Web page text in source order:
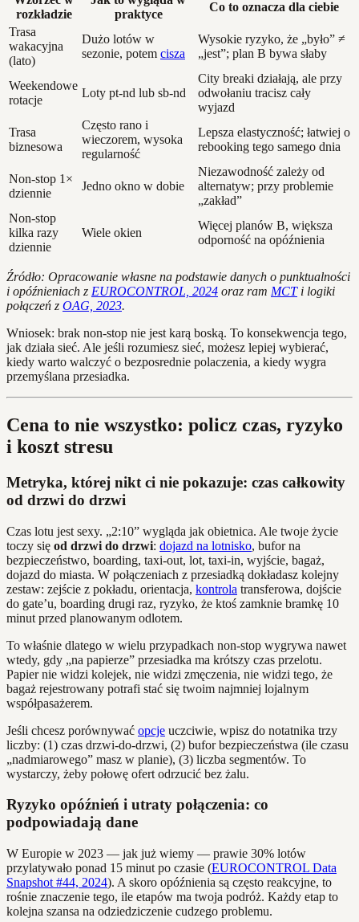
rozkładzie
praktyce
Co to oznacza dla ciebie
Trasa
wakacyjna
(lato)
Dużo lotów w
sezonie, potem cisza
Wysokie ryzyko, że „było” ≠
„jest”; plan B bywa słaby
Weekendowe
rotacje
Loty pt‑nd lub sb‑nd
City breaki działają, ale przy
odwołaniu tracisz cały
wyjazd
Trasa
biznesowa
Często rano i
wieczorem, wysoka
regularność
Lepsza elastyczność; łatwiej o
rebooking tego samego dnia
Non‑stop 1×
dziennie
Jedno okno w dobie
Niezawodność zależy od
alternatyw; przy problemie
„zakład”
Non‑stop
kilka razy
dziennie
Wiele okien
Więcej planów B, większa
odporność na opóźnienia
Źródło: Opracowanie własne na podstawie danych o punktualności
i opóźnieniach z EUROCONTROL, 2024 oraz ram MCTi logiki
połączeń z OAG, 2023.
Wniosek: brak non‑stop nie jest karą boską. To konsekwencja tego,
jak działa sieć. Ale jeśli rozumiesz sieć, możesz lepiej wybierać,
kiedy warto walczyć o bezposrednie polaczenia, a kiedy wygra
przemyślana przesiadka.
Cena to nie wszystko: policz czas, ryzyko
i koszt stresu
Metryka, której nikt ci nie pokazuje: czas całkowity
od drzwi do drzwi
Czas lotu jest sexy. „2:10” wygląda jak obietnica. Ale twoje życie
toczy się od drzwi do drzwi: dojazd na lotnisko, bufor na
bezpieczeństwo, boarding, taxi‑out, lot, taxi‑in, wyjście, bagaż,
dojazd do miasta. W połączeniach z przesiadką dokładasz kolejny
zestaw: zejście z pokładu, orientacja, kontrola transferowa, dojście
do gate’u, boarding drugi raz, ryzyko, że ktoś zamknie bramkę 10
minut przed planowanym odlotem.
To właśnie dlatego w wielu przypadkach non‑stop wygrywa nawet
wtedy, gdy „na papierze” przesiadka ma krótszy czas przelotu.
Papier nie widzi kolejek, nie widzi zmęczenia, nie widzi tego, że
bagaż rejestrowany potrafi stać się twoim najmniej lojalnym
współpasażerem.
Jeśli chcesz porównywać opcje uczciwie, wpisz do notatnika trzy
liczby: (1) czas drzwi‑do‑drzwi, (2) bufor bezpieczeństwa (ile czasu
„nadmiarowego” masz w planie), (3) liczba segmentów. To
wystarczy, żeby połowę ofert odrzucić bez żalu.
Ryzyko opóźnień i utraty połączenia: co
podpowiadają dane
W Europie w 2023 — jak już wiemy — prawie 30% lotów
przylatywało ponad 15 minut po czasie (EUROCONTROL Data
Snapshot #44, 2024). A skoro opóźnienia są często reakcyjne, to
rośnie znaczenie tego, ile etapów ma twoja podróż. Każdy etap to
kolejna szansa na odziedziczenie cudzego problemu.